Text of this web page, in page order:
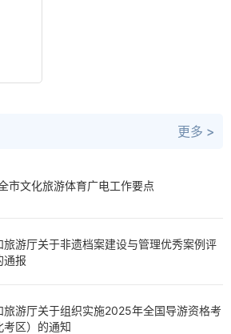
更多 >
市文化旅游体育广电工作要点
旅游厅关于非遗档案建设与管理优秀案例评
通报
旅游厅关于组织实施2025年全国导游资格考
考区）的通知